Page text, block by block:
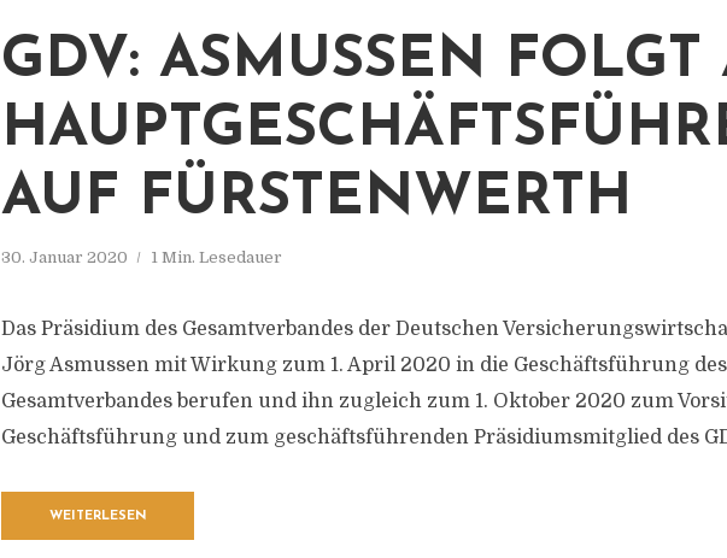
GDV: ASMUSSEN FOLGT
AUF FÜRSTENWERTH
30. Januar 2020 1 Min. Lesedauer
Das Präsidium des Gesamtverbandes der Deutschen
Jörg Asmussen mit Wirkung zum 1. April 2020 in die Geschäftsführung des
Gesamtverbandes berufen und ihn zugleich zum 1. Oktober 2020 zum
Geschäftsführung und zum geschäftsführenden Präsidiumsmitglied des
WEITERLESEN